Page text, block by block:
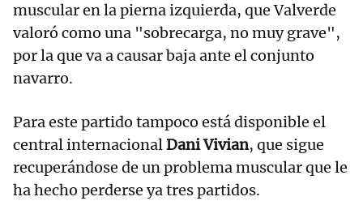
muscular en la pierna izquierda, que Valverde
valoró como una "sobrecarga, no muy grave",
por la que va a causar baja ante el conjunto
navarro.
Para este partido tampoco está disponible el
central internacionalDani Vivian, que sigue
recuperándose de un problema muscular que le
ha hecho perderse ya tres partidos.